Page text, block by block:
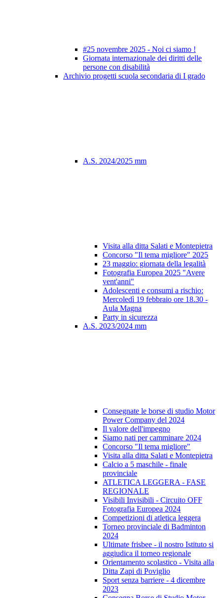
#25 novembre 2025 - Noi ci siamo !
Giornata internazionale dei diritti delle
persone con disabilità
Archivio progetti scuola secondaria di I grado
A.S. 2024/2025 mm
Visita alla ditta Salati e Montepietra
Concorso "Il tema migliore" 2025
23 maggio: giornata della legalità
Fotografia Europea 2025 "Avere
vent'anni"
Adolescenti e consumi a rischio:
Mercoledì 19 febbraio ore 18.30 -
Aula Magna
Party in sicurezza
A.S. 2023/2024 mm
Consegnate le borse di studio Motor
Power Company del 2024
Il valore dell'impegno
Siamo nati per camminare 2024
Concorso "Il tema migliore"
Visita alla ditta Salati e Montepietra
Calcio a 5 maschile - finale
provinciale
ATLETICA LEGGERA - FASE
REGIONALE
Visibili Invisibili - Circuito OFF
Fotografia Europea 2024
Competizioni di atletica leggera
Torneo provinciale di Badminton
2024
Ultimate frisbee - il nostro Istituto si
aggiudica il torneo regionale
Orientamento scolastico - Visita alla
Ditta Zapi di Poviglio
Sport senza barriere - 4 dicembre
2023